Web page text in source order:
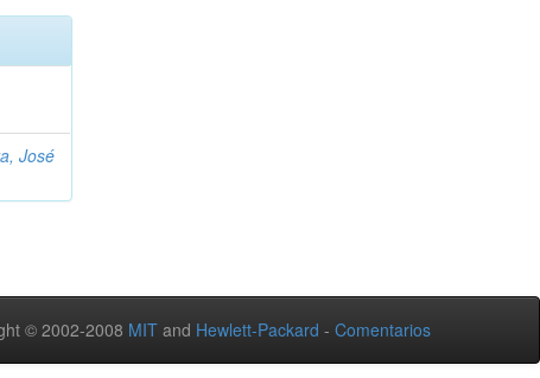
José
© 2002-2008 MIT and Hewlett-Packard - Comentarios